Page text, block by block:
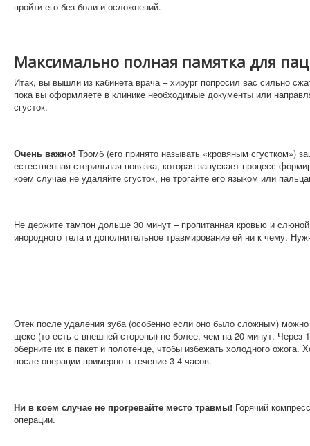
пройти его без боли и осложнений.
Максимально полная памятка для
Итак, вы вышли из кабинета врача – хирург попросил вас сильно
пока вы оформляете в клинике необходимые документы или
сгусток.
Очень важно! Тромб (его принято называть «кровяным сгустком»)
естественная стерильная повязка, которая запускает процесс
коем случае не удаляйте сгусток, не трогайте его языком или
Не держите тампон дольше 30 минут – пропитанная кровью и
инородного тела и дополнительное травмирование ей ни к чему.
Отек после удаления зуба (особенно если оно было сложным)
щеке (то есть с внешней стороны) не более, чем на 20 минут.
оберните их в пакет и полотенце, чтобы избежать холодного
после операции примерно в течение 3-4 часов.
Ни в коем случае не прогревайте место травмы! Горячий
операции.